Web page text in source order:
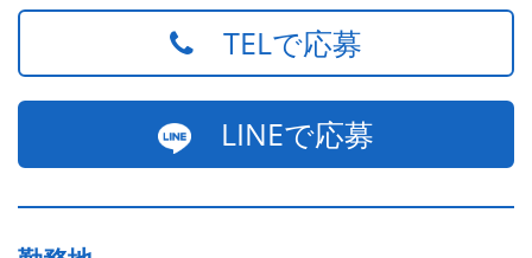
TELで応募
LINEで応募